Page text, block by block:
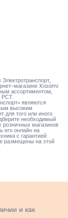
магазине Xiaomi
ассортиментом,
РСТ.
являются
высоким
для того или иного
необходимый
розничных магазинов
его онлайн на
с гарантией
размещены наэтой
и как